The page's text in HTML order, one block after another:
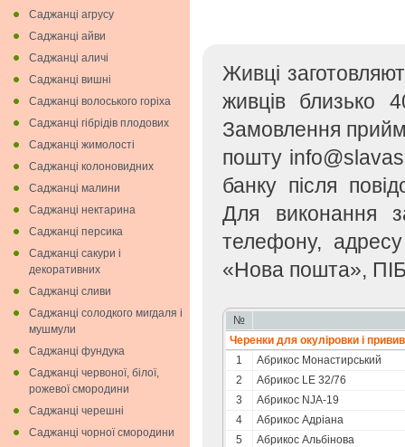
Живці
живців близько
Замовлення
пошту
банку після
Для виконання
телефону,
«Нова пошта»,
№
Черенки для окулiровки i
1
Абрикоc Монастирський
2
Абрикос LE 32/76
3
Абрикос NJA-19
4
Абрикос Адріана
5
Абрикос Альбінова
Саджанці агрусу
Саджанці айви
Саджанці аличі
Саджанці вишнi
Саджанці волоського горіха
Саджанці гiбрiдiв плодових
Саджанці жимолості
Саджанці колоновидних
Саджанці малини
Саджанці нектарина
Саджанці персика
Саджанці сакури і
декоративних
Саджанці сливи
Саджанці солодкого мигдаля i
мушмули
Саджанці фундука
Саджанці червоної, білої,
рожевої смородини
Саджанці черешні
Саджанці чорної смородини